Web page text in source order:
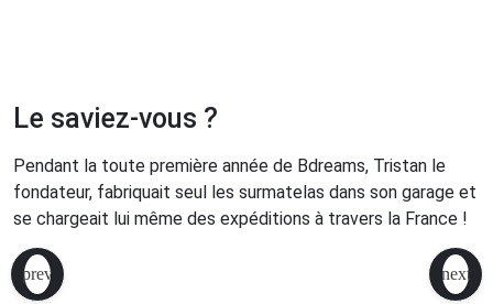
Le saviez-vous ?
Pendant la toute première année de Bdreams, Tristan le
fondateur, fabriquait seul les surmatelas dans son garage et
se chargeait lui même des expéditions à travers la France !